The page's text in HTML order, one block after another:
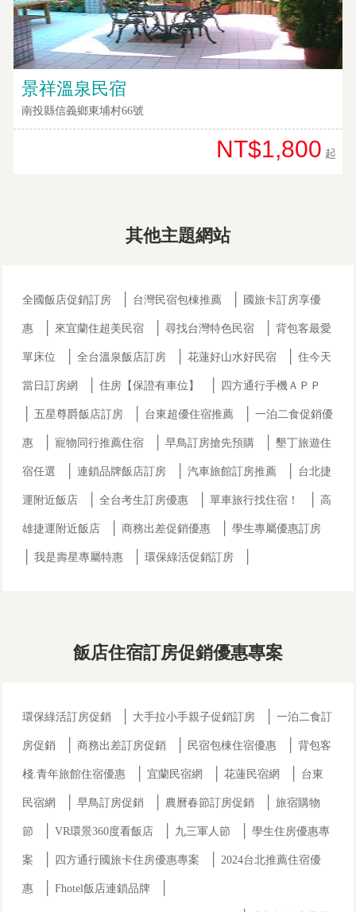
景祥溫泉民宿
南投縣信義鄉東埔村66號
NT$1,800 起
其他主題網站
全國飯店促銷訂房 台灣民宿包棟推薦 國旅卡訂房享優
惠 來宜蘭住超美民宿 │尋找台灣特色民宿 │背包客最愛
單床位 │全台溫泉飯店訂房 │花蓮好山水好民宿 │住今天
當日訂房網 │住房【保證有車位】 四方通行手機ＡＰＰ
五星尊爵飯店訂房 台東超優住宿推薦 │一泊二食促銷優
惠 │寵物同行推薦住宿 │早鳥訂房搶先預購 │墾丁旅遊住
宿任選 │連鎖品牌飯店訂房 │汽車旅館訂房推薦 台北捷
運附近飯店 │全台考生訂房優惠 │單車旅行找住宿！ │高
雄捷運附近飯店 │商務出差促銷優惠 │學生專屬優惠訂房
│我是壽星專屬特惠 │環保綠活促銷訂房
飯店住宿訂房促銷優惠專案
環保綠活訂房促銷 大手拉小手親子促銷訂房 │一泊二食訂
房促銷 │商務出差訂房促銷 民宿包棟住宿優惠 │背包客
棧.青年旅館住宿優惠 │宜蘭民宿網 │花蓮民宿網 台東
民宿網 │早鳥訂房促銷 農曆春節訂房促銷 │旅宿購物
節 │VR環景360度看飯店 九三軍人節 │學生住房優惠專
案 四方通行國旅卡住房優惠專案 2024台北推薦住宿優
惠 │Fhotel飯店連鎖品牌